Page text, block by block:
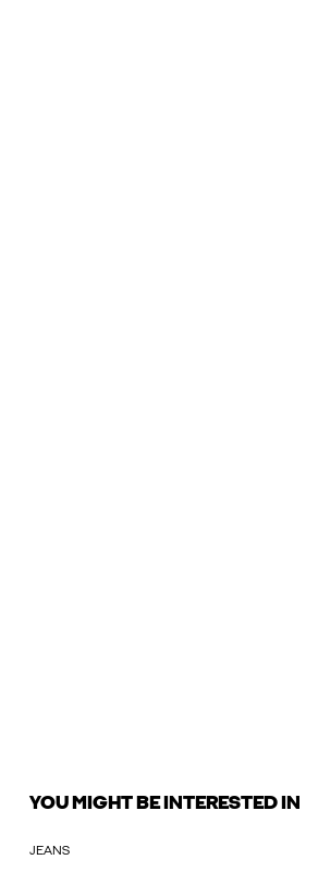
YOU MIGHT BE INTERESTED IN
JEANS